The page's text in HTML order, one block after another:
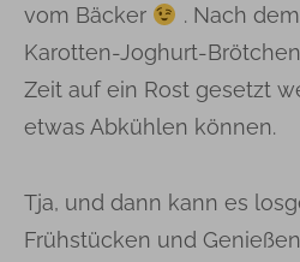
vom Bäcker
. Nach
Karotten-Joghurt-
Zeit auf ein Rost gesetzt
etwas Abkühlen können.
Tja, und dann kann es
Frühstücken und